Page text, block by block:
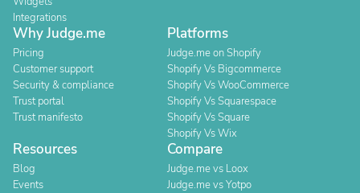
Integrations
Why Judge.me
Pricing
Customer support
Security & compliance
Trust portal
Trust manifesto
Platforms
Judge.me on Shopify
Shopify Vs Bigcommerce
Shopify Vs WooCommerce
Shopify Vs Squarespace
Shopify Vs Square
Shopify Vs Wix
Resources
Blog
Events
Compare
Judge.me vs Loox
Judge.me vs Yotpo